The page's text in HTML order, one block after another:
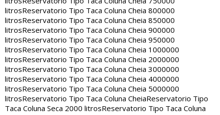
litrosReservatorio Tipo Taca Coluna Cheia 800000
litrosReservatorio Tipo Taca Coluna Cheia 850000
litrosReservatorio Tipo Taca Coluna Cheia 900000
litrosReservatorio Tipo Taca Coluna Cheia 950000
litrosReservatorio Tipo Taca Coluna Cheia 1000000
litrosReservatorio Tipo Taca Coluna Cheia 2000000
litrosReservatorio Tipo Taca Coluna Cheia 3000000
litrosReservatorio Tipo Taca Coluna Cheia 4000000
litrosReservatorio Tipo Taca Coluna Cheia 5000000
litrosReservatorio Tipo Taca Coluna CheiaReservatorio Tipo
Taca Coluna Seca 2000 litrosReservatorio Tipo Taca Coluna